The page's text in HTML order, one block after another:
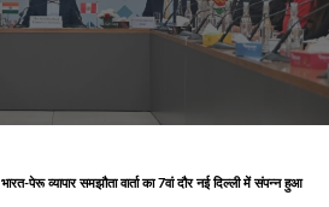
भारत-पेरू व्यापार समझौता वार्ता का 7वां दौर नई दिल्ली में संपन्न हुआ